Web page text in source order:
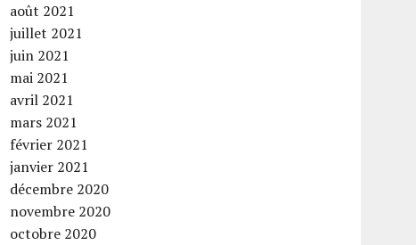
août 2021
juillet 2021
juin 2021
mai 2021
avril 2021
mars 2021
février 2021
janvier 2021
décembre 2020
novembre 2020
octobre 2020